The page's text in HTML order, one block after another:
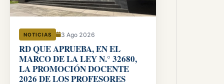
NOTICIAS 3 Ago 2026
RD QUE APRUEBA, EN EL
MARCO DE LA LEY N.° 32680,
LA PROMOCIÓN DOCENTE
2026 DE LOS PROFESORES